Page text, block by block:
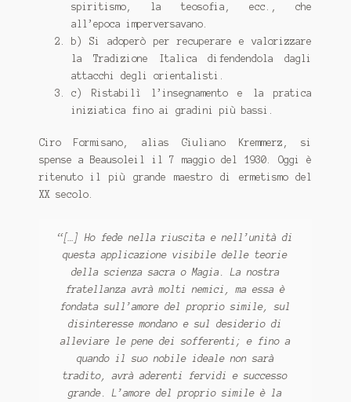
spiritismo, la teosofia, ecc., che
all’epoca imperversavano.
b) Si adoperò per recuperare e valorizzare
la Tradizione Italica difendendola dagli
attacchi degli orientalisti.
c) Ristabilì l’insegnamento e la pratica
iniziatica fino ai gradini più bassi.
Ciro Formisano, alias Giuliano Kremmerz, si
spense a Beausoleil il 7 maggio del 1930. Oggi è
ritenuto il più grande maestro di ermetismo del
XX secolo.
“[…] Ho fede nella riuscita e nell’unità di
questa applicazione visibile delle teorie
della scienza sacra o Magia. La nostra
fratellanza avrà molti nemici, ma essa è
fondata sull’amore del proprio simile, sul
disinteresse mondano e sul desiderio di
alleviare le pene dei sofferenti; e fino a
quando il suo nobile ideale non sarà
tradito, avrà aderenti fervidi e successo
grande. L’amore del proprio simile è la